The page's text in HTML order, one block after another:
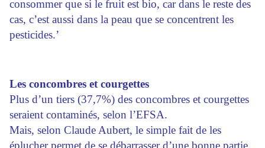
consommer que si le fruit est bio, car dans le reste des
cas, c’est aussi dans la peau que se concentrent les
pesticides.’
Les concombres et courgettes
Plus d’un tiers (37,7%) des concombres et courgettes
seraient contaminés, selon l’EFSA.
Mais, selon Claude Aubert, le simple fait de les
éplucher permet de se débarrasser d’une bonne partie